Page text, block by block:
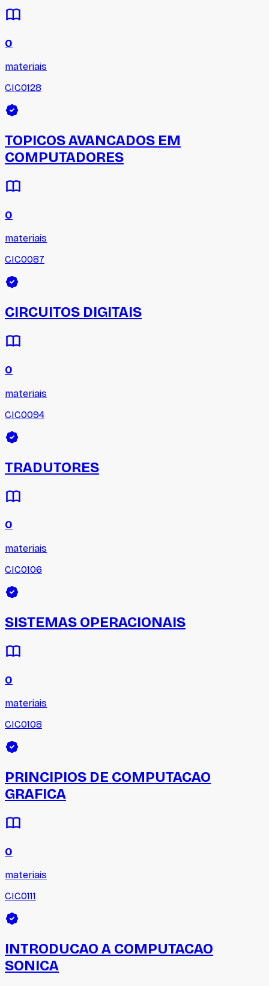
0
materiais
CIC0128
TOPICOS AVANCADOS EM
COMPUTADORES
0
materiais
CIC0087
CIRCUITOS DIGITAIS
0
materiais
CIC0094
TRADUTORES
0
materiais
CIC0106
SISTEMAS OPERACIONAIS
0
materiais
CIC0108
PRINCIPIOS DE COMPUTACAO
GRAFICA
0
materiais
CIC0111
INTRODUCAO A COMPUTACAO
SONICA